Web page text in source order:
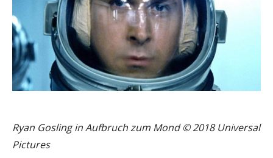
Ryan Gosling in Aufbruch zum Mond © 2018 Universal
Pictures